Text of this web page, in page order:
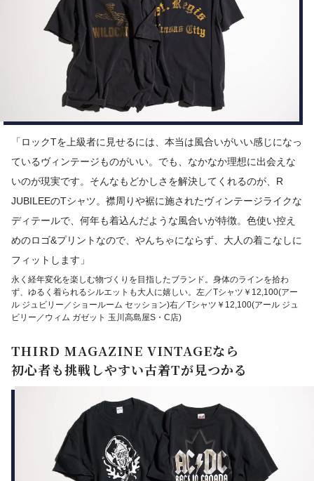
「ロックTを上級者に見せるには、本当は風合いがいい感じになっ
ているヴィンテージものがいい。でも、なかなか理想に出会えな
いのが現実です。そんなもどかしさを解決してくれるのが、R
JUBILEEのTシャツ。襟周りや裾に施されたヴィンテージライクな
ディテールで、何年も着込んだような風合いが特徴。色使い控え
めのロゴ&プリントなので、やんちゃにならず、大人の着こなしに
フィットします」
永く経年変化を楽しむ物づくりを目指したブランド。身体のラインを拾わ
ず、ゆるく着られるシルエットも大人に嬉しい。左／Tシャツ￥12,100(アー
ル ジュビリー／ショールーム セッション)右／Tシャツ￥12,100(アール ジュ
ビリー／ウィム ガゼット 玉川高島屋S・C店)
THIRD MAGAZINE VINTAGEなら
初心者も挑戦しやすい古着Tが見つかる